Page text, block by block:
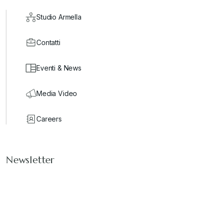
Studio Armella
Contatti
Eventi & News
Media Video
Careers
Newsletter